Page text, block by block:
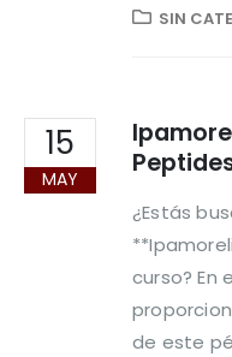
SIN
15
MAY
¿Estás
curso? En
de este